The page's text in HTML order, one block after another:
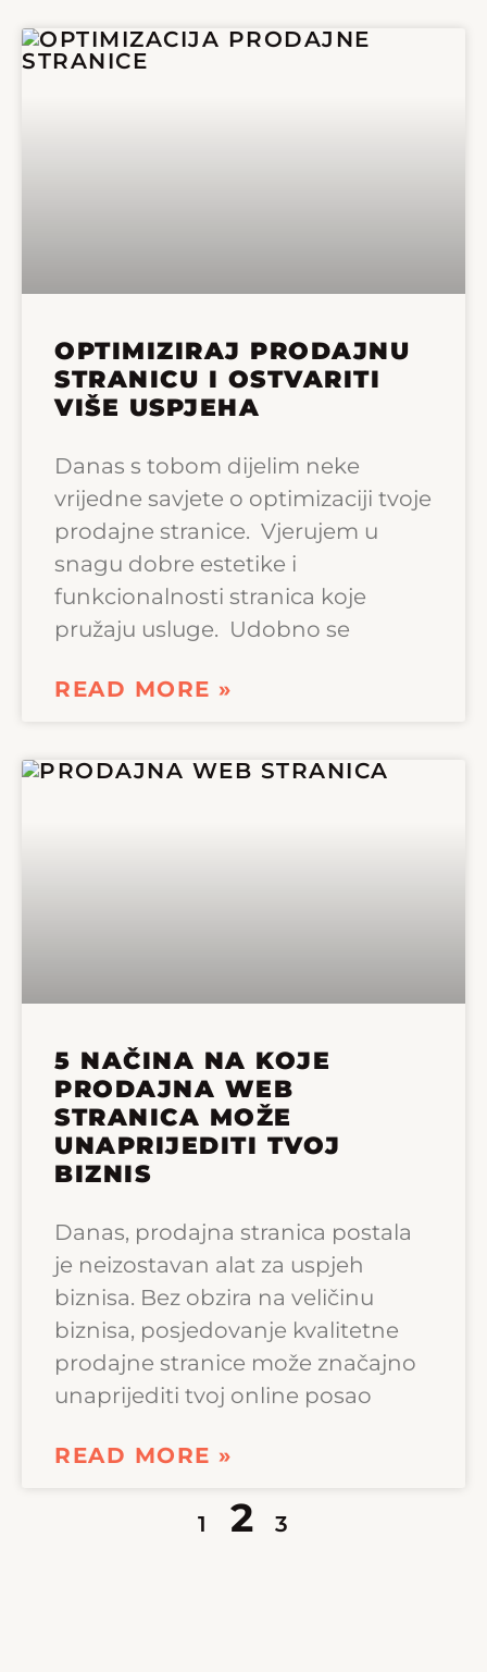
OPTIMIZIRAJ PRODAJNU
STRANICU I OSTVARITI
VIŠE USPJEHA
Danas s tobom dijelim neke
vrijedne savjete o optimizaciji tvoje
prodajne stranice. Vjerujem u
snagu dobre estetike i
funkcionalnosti stranica koje
pružaju usluge. Udobno se
READ MORE »
5 NAČINA NA KOJE
PRODAJNA WEB
STRANICA MOŽE
UNAPRIJEDITI TVOJ
BIZNIS
Danas, prodajna stranica postala
je neizostavan alat za uspjeh
biznisa. Bez obzira na veličinu
biznisa, posjedovanje kvalitetne
prodajne stranice može značajno
unaprijediti tvoj online posao
READ MORE »
1 2 3